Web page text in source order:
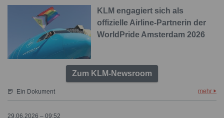
KLM engagiert sich als
offizielle Airline-Partnerin der
WorldPride Amsterdam 2026
Zum KLM-Newsroom
Ein Dokument mehr
29.06.2026 – 09:52